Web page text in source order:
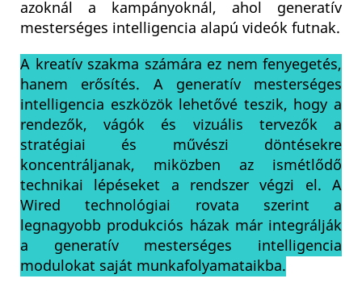
azoknál a kampányoknál, ahol generatív
mesterséges intelligencia alapú videók futnak.
A kreatív szakma számára ez nem fenyegetés,
hanem erősítés. A generatív mesterséges
intelligencia eszközök lehetővé teszik, hogy a
rendezők, vágók és vizuális tervezők a
stratégiai és művészi döntésekre
koncentráljanak, miközben az ismétlődő
technikai lépéseket a rendszer végzi el. A
Wired technológiai rovata szerint a
legnagyobb produkciós házak már integrálják
a generatív mesterséges intelligencia
modulokat saját munkafolyamataikba.